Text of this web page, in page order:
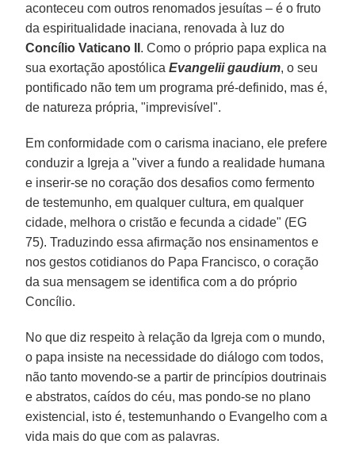
aconteceu com outros renomados jesuítas – é o fruto
da espiritualidade inaciana, renovada à luz do
Concílio Vaticano II . Como o próprio papa explica na
sua exortação apostólicaEvangelii gaudium, o seu
pontificado não tem um programa pré-definido, mas é,
de natureza própria, "imprevisível".
Em conformidade com o carisma inaciano, ele prefere
conduzir a Igreja a "viver a fundo a realidade humana
e inserir-se no coração dos desafios como fermento
de testemunho, em qualquer cultura, em qualquer
cidade, melhora o cristão e fecunda a cidade" (EG
75). Traduzindo essa afirmação nos ensinamentos e
nos gestos cotidianos do Papa Francisco, o coração
da sua mensagem se identifica com a do próprio
Concílio.
No que diz respeito à relação da Igreja com o mundo,
o papa insiste na necessidade do diálogo com todos,
não tanto movendo-se a partir de princípios doutrinais
e abstratos, caídos do céu, mas pondo-se no plano
existencial, isto é, testemunhando o Evangelho com a
vida mais do que com as palavras.